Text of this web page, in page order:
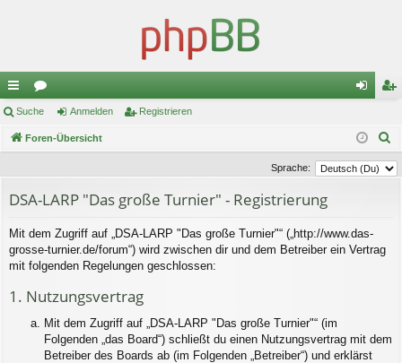
ch
ne
ug
or
en m
el
ist
rie
Suche Anmelden Registrieren
Foren-Übersicht
c
Sprache:
DSA-LARP "Das große Turnier" - Registrierung
Mit dem Zugriff auf „DSA-LARP "Das große Turnier"“ („http://www.das-
grosse-turnier.de/forum“) wird zwischen dir und dem Betreiber ein Vertrag
mit folgenden Regelungen geschlossen:
1. Nutzungsvertrag
Mit dem Zugriff auf „DSA-LARP "Das große Turnier"“ (im
Folgenden „das Board“) schließt du einen Nutzungsvertrag mit dem
Betreiber des Boards ab (im Folgenden „Betreiber“) und erklärst